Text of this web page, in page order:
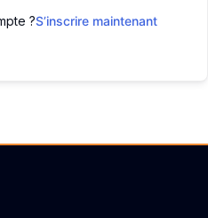
?S’inscrire maintenant